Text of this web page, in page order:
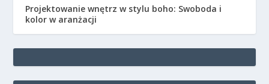
Projektowanie wnętrz w stylu boho: Swoboda i
kolor w aranżacji